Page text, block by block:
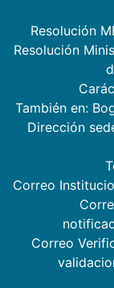
Resolución
Resolución
También en:
Dirección
Correo
Correo